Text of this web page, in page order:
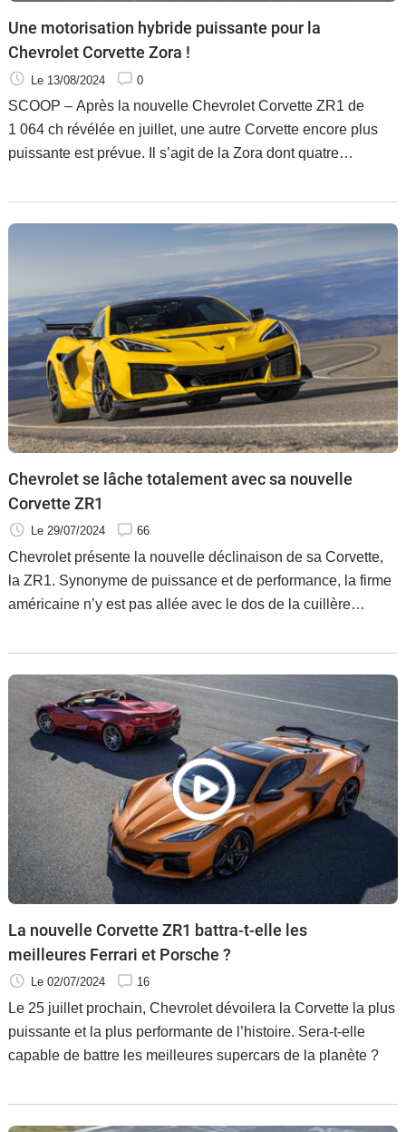
Une motorisation hybride puissante pour la
Chevrolet Corvette Zora !
Le 13/08/2024 0
SCOOP – Après la nouvelle Chevrolet Corvette ZR1 de
1 064 ch révélée en juillet, une autre Corvette encore plus
puissante est prévue. Il s’agit de la Zora dont quatre
Pour ce nouveau bolide américain, le V8 biturbo 5.5 recevra
de l’hybridation en plus pour dépasser sans doute les 1 100
Chevrolet se lâche totalement avec sa nouvelle
Corvette ZR1
Le 29/07/2024 66
Chevrolet présente la nouvelle déclinaison de sa Corvette,
la ZR1. Synonyme de puissance et de performance, la firme
américaine n’y est pas allée avec le dos de la cuillère…
La nouvelle Corvette ZR1 battra-t-elle les
meilleures Ferrari et Porsche ?
Le 02/07/2024 16
Le 25 juillet prochain, Chevrolet dévoilera la Corvette la plus
puissante et la plus performante de l’histoire. Sera-t-elle
capable de battre les meilleures supercars de la planète ?